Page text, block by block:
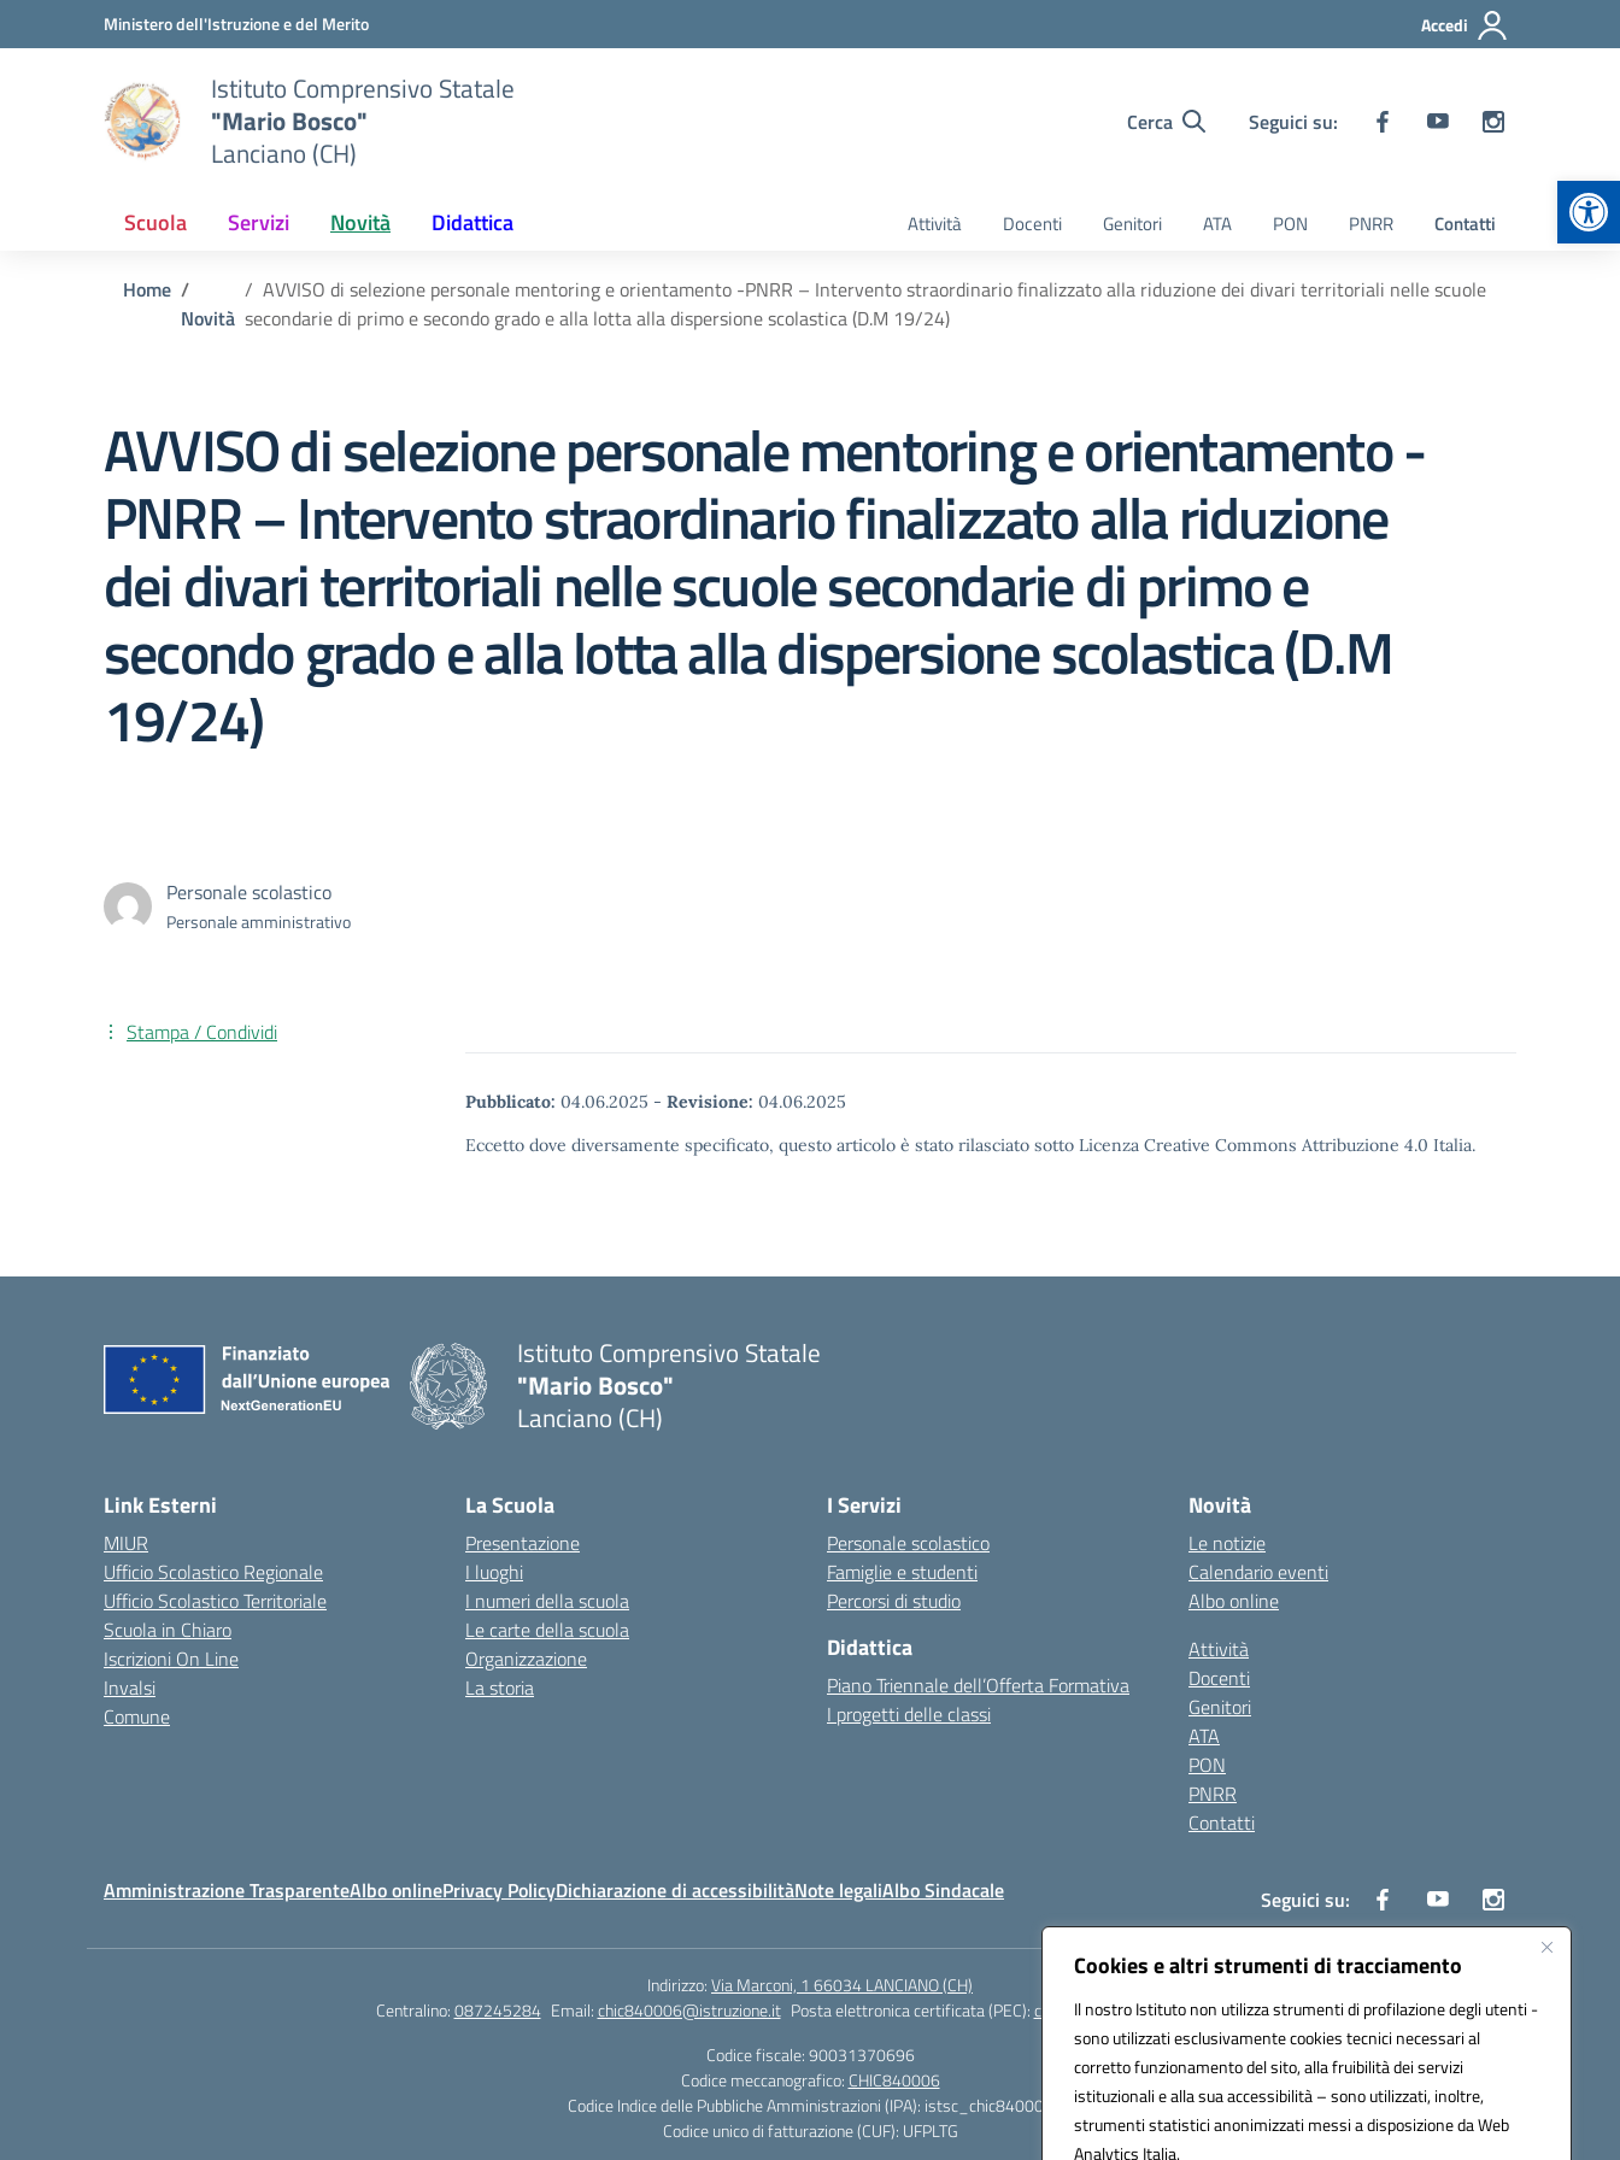
Cookies e altri strumenti di tracciamento
Il nostro Istituto non utilizza strumenti di profilazione degli utenti -
sono utilizzati esclusivamente cookies tecnici necessari al
corretto funzionamento del sito, alla fruibilità dei servizi
istituzionali e alla sua accessibilità – sono utilizzati, inoltre,
strumenti statistici anonimizzati messi a disposizione da Web
Analytics Italia.
Vai ai contenuti
Vai al menu di navigazioneMinistero dell'Istruzione e del Merito Accedi
Istituto Comprensivo Statale
"Mario Bosco"
Lanciano (CH)
Cerca Seguici su:
Scuola Servizi Novità Didattica Attività Docenti Genitori ATA PON PNRR Contatti
Home
Novità
AVVISO di selezione personale mentoring e orientamento -PNRR – Intervento straordinario finalizzato alla riduzione dei divari territoriali nelle scuole
secondarie di primo e secondo grado e alla lotta alla dispersione scolastica (D.M 19/24)
AVVISO di selezione personale mentoring e orientamento -
PNRR – Intervento straordinario finalizzato alla riduzione
dei divari territoriali nelle scuole secondarie di primo e
secondo grado e alla lotta alla dispersione scolastica (D.M
19/24)
Personale scolastico
Personale amministrativo
Pubblicato: 04.06.2025 - Revisione: 04.06.2025
Eccetto dove diversamente specificato, questo articolo è stato rilasciato sotto Licenza Creative Commons Attribuzione 4.0 Italia.
Stampa / Condividi
Istituto Comprensivo Statale
"Mario Bosco"
Lanciano (CH)
Link Esterni
MIUR
Ufficio Scolastico Regionale
Ufficio Scolastico Territoriale
Scuola in Chiaro
Iscrizioni On Line
Invalsi
Comune
La Scuola
Presentazione
I luoghi
I numeri della scuola
Le carte della scuola
Organizzazione
La storia
I Servizi
Personale scolastico
Famiglie e studenti
Percorsi di studio
Didattica
Piano Triennale dell’Offerta Formativa
I progetti delle classi
Novità
Le notizie
Calendario eventi
Albo online
Attività
Docenti
Genitori
ATA
PON
PNRR
Contatti
Amministrazione TrasparenteAlbo onlinePrivacy PolicyDichiarazione di accessibilitàNote legaliAlbo Sindacale Seguici su:
Indirizzo:Via Marconi, 1 66034 LANCIANO (CH)
Centralino:087245284 Email:chic840006@istruzione.it Posta elettronica certificata (PEC):chic840006@pec.istruzione.it
Codice fiscale: 90031370696
Codice meccanografico: CHIC840006
Codice Indice delle Pubbliche Amministrazioni (IPA): istsc_chic840006
Codice unico di fatturazione (CUF): UFPLTG